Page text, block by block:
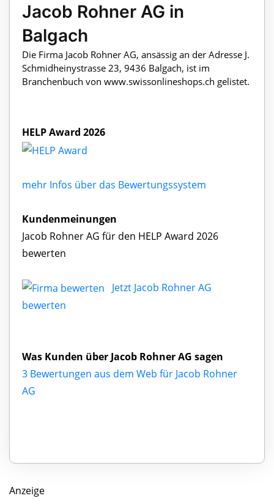
Jacob Rohner AG in
Balgach
Die Firma Jacob Rohner AG, ansässig an der Adresse J.
Schmidheinystrasse 23, 9436 Balgach, ist im
Branchenbuch von www.swissonlineshops.ch gelistet.
HELP Award 2026
mehr Infos über das Bewertungssystem
Kundenmeinungen
Jacob Rohner AG für den HELP Award 2026
bewerten
Jetzt Jacob Rohner AG
bewerten
Was Kunden über Jacob Rohner AG sagen
3 Bewertungen aus dem Web für Jacob Rohner
AG
Anzeige